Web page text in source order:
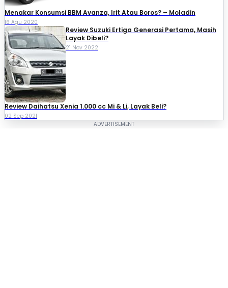
Menakar Konsumsi BBM Avanza, Irit Atau Boros? – Moladin
16 Agu 2020
Review Suzuki Ertiga Generasi Pertama, Masih
Layak Dibeli?
21 Nov 2022
Review Daihatsu Xenia 1.000 cc Mi & Li, Layak Beli?
02 Sep 2021